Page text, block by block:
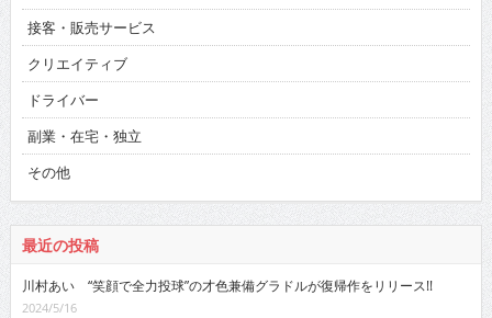
接客・販売サービス
クリエイティブ
ドライバー
副業・在宅・独立
その他
最近の投稿
川村あい “笑顔で全力投球”の才色兼備グラドルが復帰作をリリース!!
2024/5/16